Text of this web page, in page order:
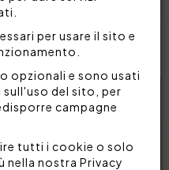
per usare il sito e
opzionali e sono usati
del sito, per
campagne
tutti i cookie o solo
nella nostra Privacy